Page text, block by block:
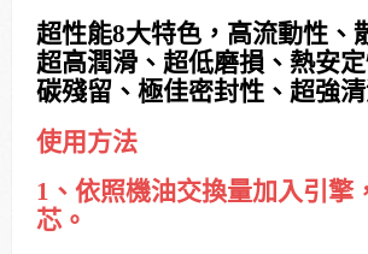
超性能8大特色，高流動性、
超高潤滑、超低磨損、熱安
碳殘留、極佳密封性、超強清
使用方法
1、依照機油交換量加入引擎
芯。